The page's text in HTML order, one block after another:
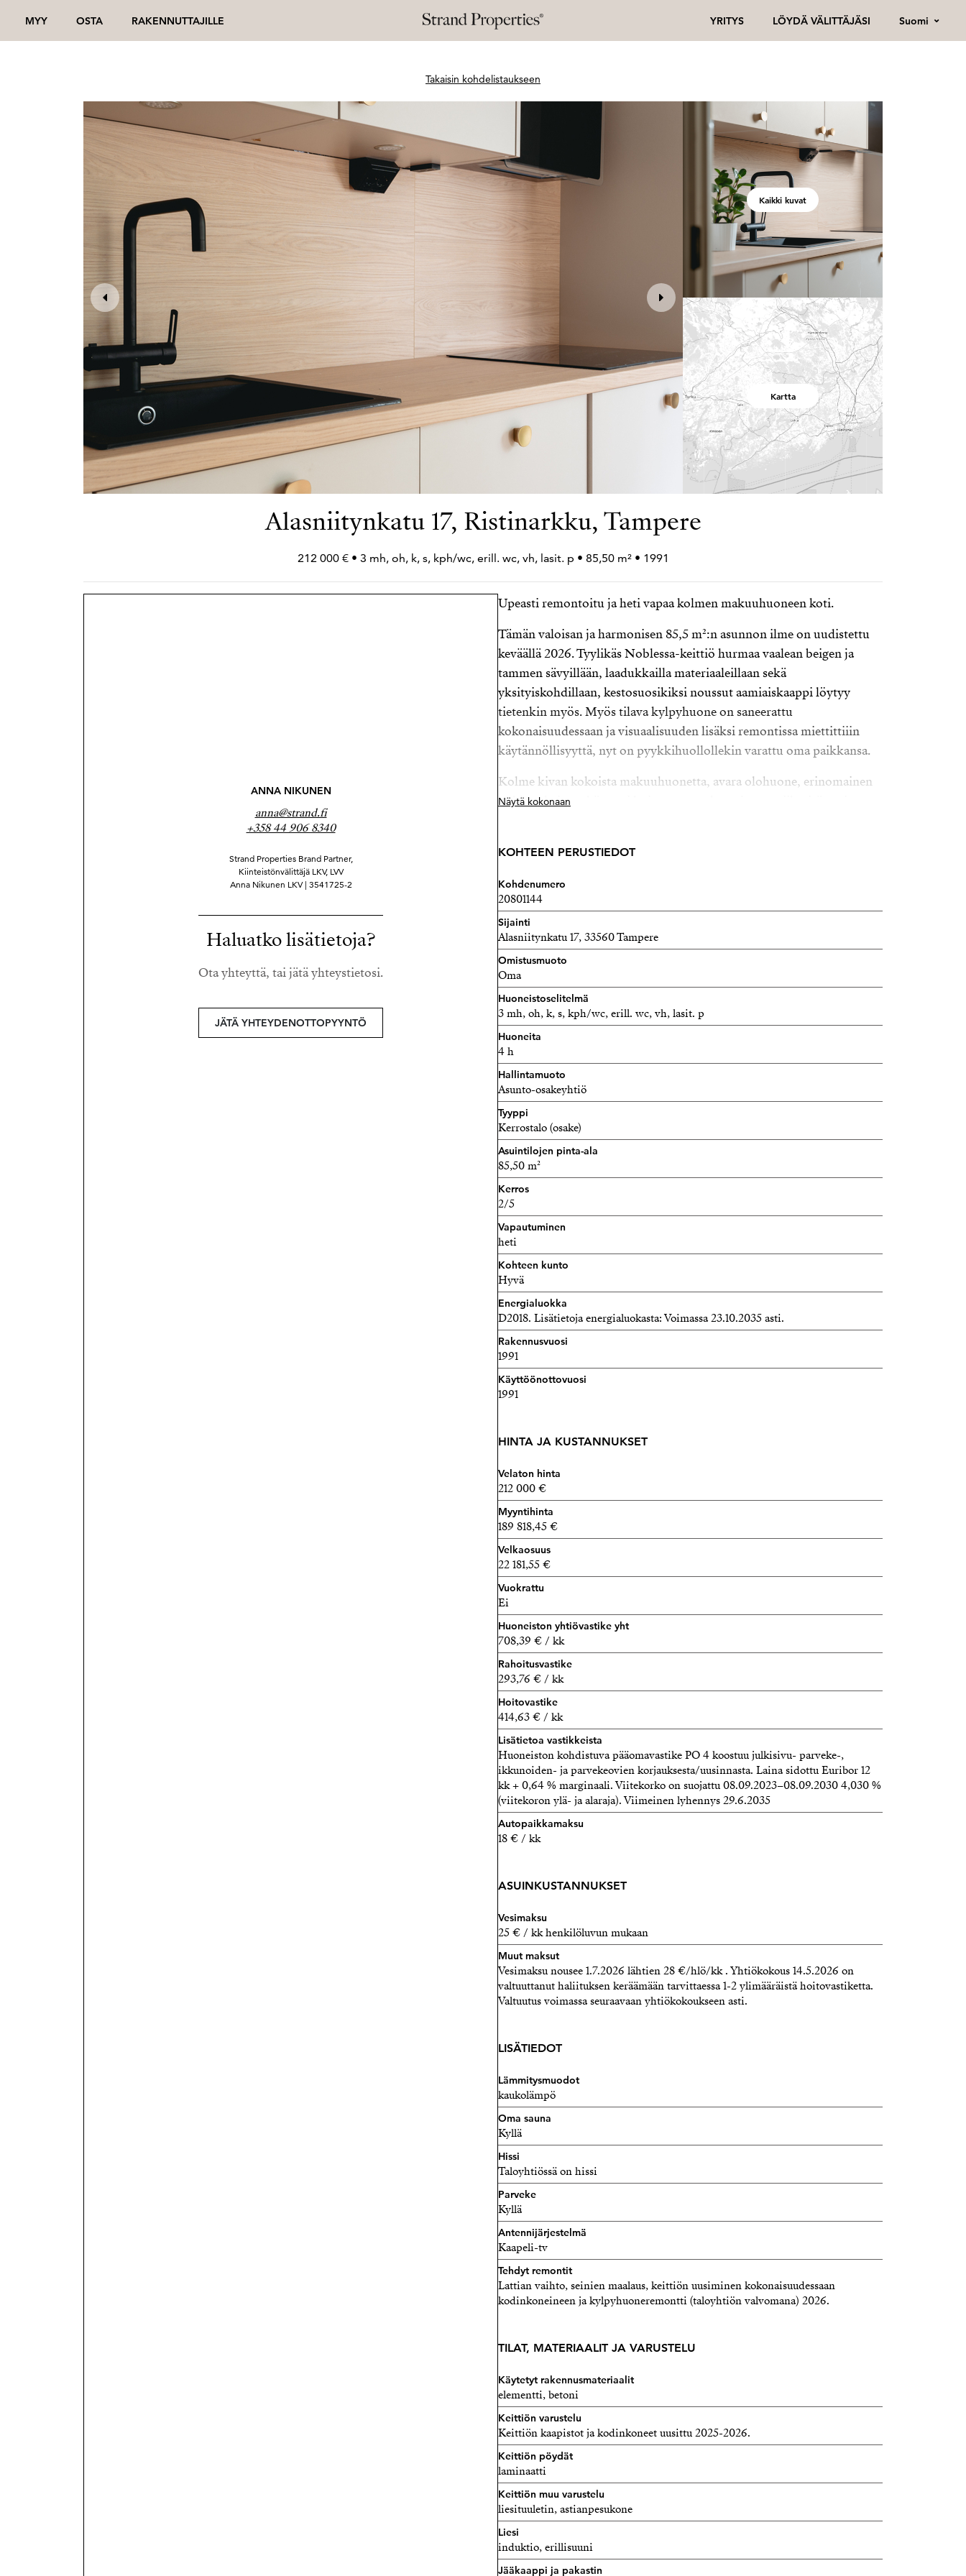
MYY OSTA RAKENNUTTAJILLE YRITYS LÖYDÄ VÄLITTÄJÄSI Suomi
Takaisin kohdelistaukseen
Kaikki kuvat
Kartta
Alasniitynkatu 17, Ristinarkku, Tampere
212 000 € • 3 mh, oh, k, s, kph/wc, erill. wc, vh, lasit. p • 85,50 m² • 1991
ANNA NIKUNEN
anna@strand.fi
+358 44 906 8340
Strand Properties Brand Partner,
Kiinteistönvälittäjä LKV, LVV
Anna Nikunen LKV | 3541725-2
Haluatko lisätietoja?
Ota yhteyttä, tai jätä yhteystietosi.
JÄTÄ YHTEYDENOTTOPYYNTÖ
Upeasti remontoitu ja heti vapaa kolmen makuuhuoneen koti.
Tämän valoisan ja harmonisen 85,5 m²:n asunnon ilme on uudistettu
keväällä 2026. Tyylikäs Noblessa-keittiö hurmaa vaalean beigen ja
tammen sävyillään, laadukkailla materiaaleillaan sekä
yksityiskohdillaan, kestosuosikiksi noussut aamiaiskaappi löytyy
tietenkin myös. Myös tilava kylpyhuone on saneerattu
kokonaisuudessaan ja visuaalisuuden lisäksi remontissa miettittiiin
käytännöllisyyttä, nyt on pyykkihuollollekin varattu oma paikkansa.
Kolme kivan kokoista makuuhuonetta, avara olohuone, erinomainen
pohjaratkaisu sekä suuri lasitettu parveke tarjoavat viihtyisät puitteet
poikkeuksellisen kutsuvan.
Rauhallinen ja suosittu sijainti Tampereen Jankan/Ristinarkun
alueella, hissitalon 2/5 kerroksessa.
Tervetuloa!
Lisätiedot ja yhteydenotot
Anna Nikunen LKV
Strand Partner
0449068340
anna@strand.fi
Näytä kokonaan
KOHTEEN PERUSTIEDOT
Kohdenumero
20801144
Sijainti
Alasniitynkatu 17, 33560 Tampere
Omistusmuoto
Oma
Huoneistoselitelmä
3 mh, oh, k, s, kph/wc, erill. wc, vh, lasit. p
Huoneita
4 h
Hallintamuoto
Asunto-osakeyhtiö
Tyyppi
Kerrostalo (osake)
Asuintilojen pinta-ala
85,50 m²
Kerros
2/5
Vapautuminen
heti
Kohteen kunto
Hyvä
Energialuokka
D2018. Lisätietoja energialuokasta: Voimassa 23.10.2035 asti.
Rakennusvuosi
1991
Käyttöönottovuosi
1991
HINTA JA KUSTANNUKSET
Velaton hinta
212 000 €
Myyntihinta
189 818,45 €
Velkaosuus
22 181,55 €
Vuokrattu
Ei
Huoneiston yhtiövastike yht
708,39 € / kk
Rahoitusvastike
293,76 € / kk
Hoitovastike
414,63 € / kk
Lisätietoa vastikkeista
Huoneiston kohdistuva pääomavastike PO 4 koostuu julkisivu- parveke-,
ikkunoiden- ja parvekeovien korjauksesta/uusinnasta. Laina sidottu Euribor 12
kk + 0,64 % marginaali. Viitekorko on suojattu 08.09.2023–08.09.2030 4,030 %
(viitekoron ylä- ja alaraja). Viimeinen lyhennys 29.6.2035
Autopaikkamaksu
18 € / kk
ASUINKUSTANNUKSET
Vesimaksu
25 € / kk henkilöluvun mukaan
Muut maksut
Vesimaksu nousee 1.7.2026 lähtien 28 €/hlö/kk . Yhtiökokous 14.5.2026 on
valtuuttanut haliituksen keräämään tarvittaessa 1-2 ylimääräistä hoitovastiketta.
Valtuutus voimassa seuraavaan yhtiökokoukseen asti.
LISÄTIEDOT
Lämmitysmuodot
kaukolämpö
Oma sauna
Kyllä
Hissi
Taloyhtiössä on hissi
Parveke
Kyllä
Antennijärjestelmä
Kaapeli-tv
Tehdyt remontit
Lattian vaihto, seinien maalaus, keittiön uusiminen kokonaisuudessaan
kodinkoneineen ja kylpyhuoneremontti (taloyhtiön valvomana) 2026.
TILAT, MATERIAALIT JA VARUSTELU
Käytetyt rakennusmateriaalit
elementti, betoni
Keittiön varustelu
Keittiön kaapistot ja kodinkoneet uusittu 2025-2026.
Keittiön pöydät
laminaatti
Keittiön muu varustelu
liesituuletin, astianpesukone
Liesi
induktio, erillisuuni
Jääkaappi ja pakastin